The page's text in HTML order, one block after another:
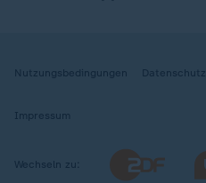
Nutzungsbedingungen Datenschutz
Impressum
Wechseln zu: